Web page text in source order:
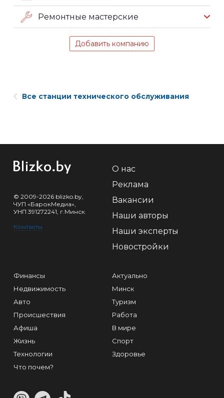
Ремонтные мастерские
Добавить компанию
Все станции технического обслуживания
© 2009-2026 blizko.by,
ЧУП «БарокМедиа»,
УНП 391272241, г.Минск
Контакты
О нас
Реклама
Вакансии
Наши авторы
Наши эксперты
Новостройки
Финансы
Недвижимость
Авто
Происшествия
Афиша
Жизнь
Технологии
Что почем?
Актуально
Минск
Туризм
Работа
В мире
Спорт
Здоровье